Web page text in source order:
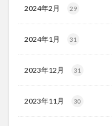
2024年2月 29
2024年1月 31
2023年12月 31
2023年11月 30